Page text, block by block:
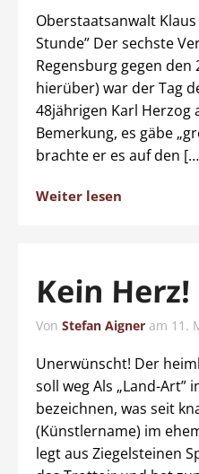
Oberstaatsanwalt
Stunde” Der sechste
Regensburg gegen
hierüber) war der Tag
48jährigen Karl Herzog
Bemerkung, es gäbe
brachte er es auf den
Weiter lesen
Kein
Von Stefan Aigner am 11.
Unerwünscht! Der
soll weg Als „Land-Art”
bezeichnen, was seit
(Künstlername) im
legt aus Ziegelsteinen